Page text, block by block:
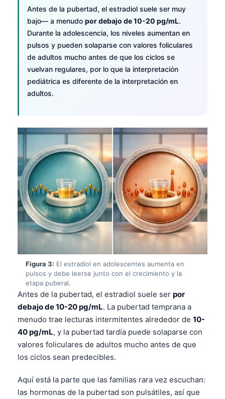
Antes de la pubertad, el estradiol suele ser muy
bajo— a menudo por debajo de 10-20 pg/mL.
Durante la adolescencia, los niveles aumentan en
pulsos y pueden solaparse con valores foliculares
de adultos mucho antes de que los ciclos se
vuelvan regulares, por lo que la interpretación
pediátrica es diferente de la interpretación en
adultos.
Figura 3: El estradiol en adolescentes aumenta en
pulsos y debe leerse junto con el crecimiento y la
etapa puberal.
Antes de la pubertad, el estradiol suele ser por
debajo de 10-20 pg/mL. La pubertad temprana a
menudo trae lecturas intermitentes alrededor de 10-
40 pg/mL, y la pubertad tardía puede solaparse con
valores foliculares de adultos mucho antes de que
los ciclos sean predecibles.
Aquí está la parte que las familias rara vez escuchan:
las hormonas de la pubertad son pulsátiles, así que